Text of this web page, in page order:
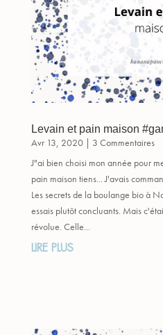
Levain et pain maison
Avr 13, 2020| 3 Commentaires
J"ai bien choisi mon année pour
pain maison tiens... J'avais
Les secrets de la boulange bio à
essais plutôt concluants. Mais
révolue. Celle...
LIRE PLUS